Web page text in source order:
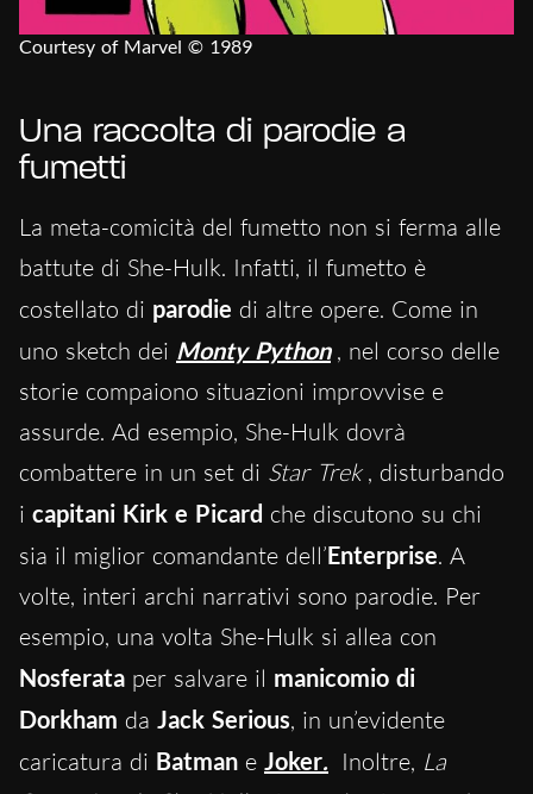
Courtesy of Marvel © 1989
Una raccolta di parodie a
fumetti
La meta-comicità del fumetto non si ferma alle
battute di She-Hulk. Infatti, il fumetto è
costellato di parodie di altre opere. Come in
uno sketch dei Monty Python , nel corso delle
storie compaiono situazioni improvvise e
assurde. Ad esempio, She-Hulk dovrà
combattere in un set di Star Trek , disturbando
i capitani Kirk e Picard che discutono su chi
sia il miglior comandante dell’Enterprise. A
volte, interi archi narrativi sono parodie. Per
esempio, una volta She-Hulk si allea con
Nosferata per salvare il manicomio di
Dorkham da Jack Serious, in un’evidente
caricatura di Batman e Joker. Inoltre, La